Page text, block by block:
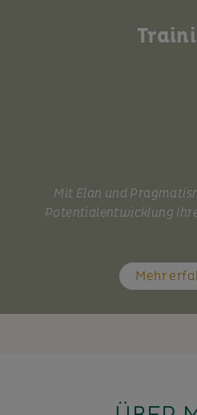
Mit Elan und
Potentialentwicklung
Mehr